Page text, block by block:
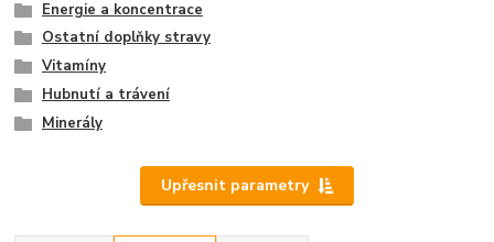
Energie a koncentrace
Ostatní doplňky stravy
Vitamíny
Hubnutí a trávení
Minerály
Upřesnit parametry